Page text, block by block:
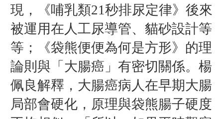
現，《哺乳類21秒排尿定律》後來
被運用在人工尿導管、貓砂設計等
等；《袋熊便便為何是方形》的理
論則與「大腸癌」有密切關係。楊
佩良解釋，大腸癌病人在早期大腸
局部會硬化，原理與袋熊腸子硬度